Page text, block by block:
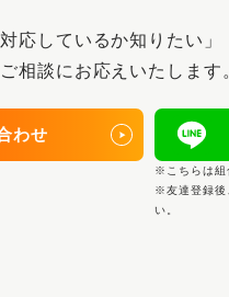
応しているか知りたい
相談にお応えいたします
わせ
※こちらは組
※友達登録後
い。